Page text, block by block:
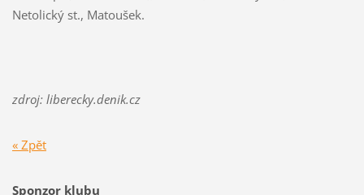
Netolický st., Matoušek.
zdroj: liberecky.denik.cz
« Zpět
Sponzor klubu